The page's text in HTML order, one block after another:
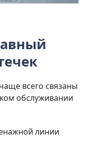
всего связаны
обслуживании
линии